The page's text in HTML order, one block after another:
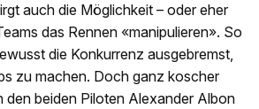
auch die Möglichkeit – oder eher
das Rennen «manipulieren». So
die Konkurrenz ausgebremst,
zu machen. Doch ganz koscher
den beiden Piloten Alexander Albon